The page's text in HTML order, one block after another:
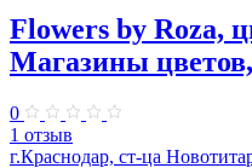
Flowers by Roza,
Магазины
0
1 отзыв
г.Краснодар, ст-ца